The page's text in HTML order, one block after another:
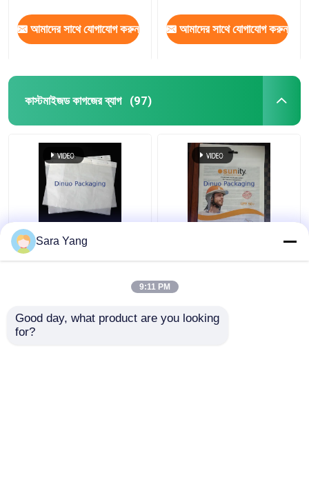
আমাদের সাথে যোগাযোগ করুন আমাদের সাথে যোগাযোগ করুন
কাস্টমাইজড কাগজের ব্যাগ (97)
চার-মাত্রিক কন্টিনিউম গ্লাসিন
পেপার ব্যাগ
Sara Yang
9:11 PM
Good day, what product are you looking
for?